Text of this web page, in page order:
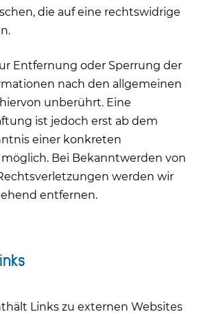
die auf eine rechtswidrige
Entfernung oder Sperrung der
nach den allgemeinen
unberührt. Eine
ist jedoch erst ab dem
einer konkreten
Bei Bekanntwerden von
werden wir
entfernen.
Links zu externen Websites